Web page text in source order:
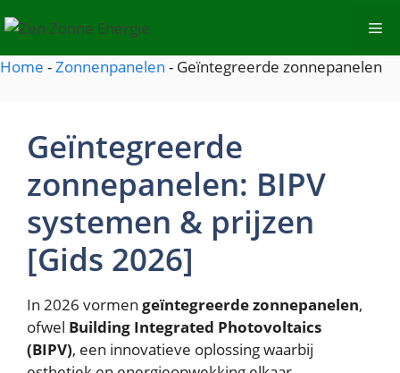
naar
de
inhoud
Home -Zonnenpanelen - Geïntegreerde zonnepanelen
Geïntegreerde
zonnepanelen: BIPV
systemen & prijzen
[Gids 2026]
In 2026 vormen geïntegreerde zonnepanelen,
ofwel Building Integrated Photovoltaics
(BIPV), een innovatieve oplossing waarbij